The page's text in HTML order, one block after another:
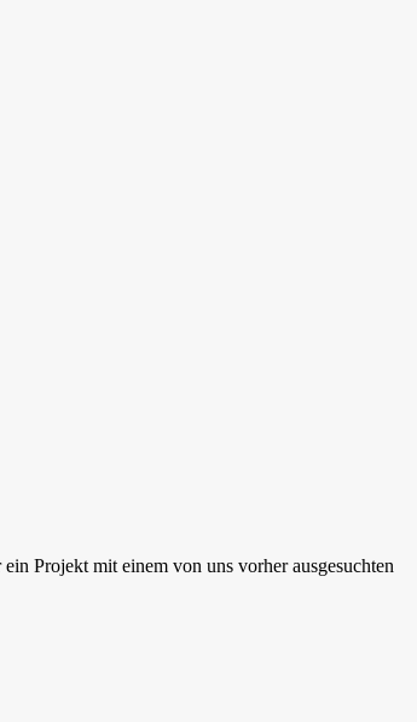
Projekt mit einem von uns vorher ausgesuchten